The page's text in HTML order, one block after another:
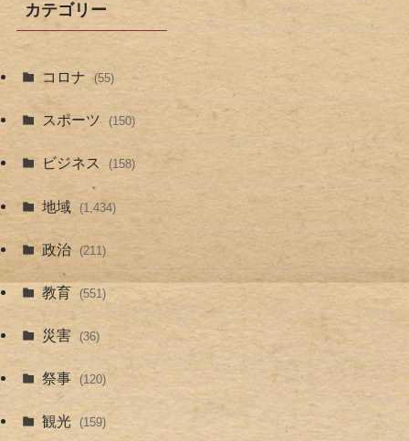
カテゴリー
コロナ (55)
スポーツ (150)
ビジネス (158)
地域 (1,434)
政治 (211)
教育 (551)
災害 (36)
祭事 (120)
観光 (159)